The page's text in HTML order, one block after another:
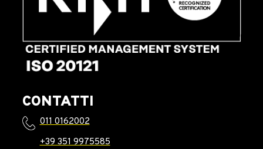
CONTATTI
011 0162002
+39 351 9975585